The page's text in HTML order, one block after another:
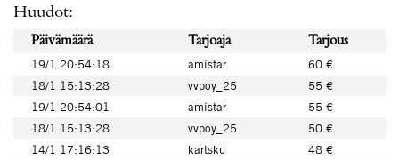
Huudot:
Päivämäärä Tarjoaja
Tarjous
19/1 20:54:18
amistar
60 €
18/1 15:13:28
vvpoy_25
55 €
19/1 20:54:01
amistar
55 €
18/1 15:13:28
vvpoy_25
50 €
14/1 17:16:13
kartsku
48 €